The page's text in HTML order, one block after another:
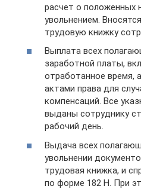
расчет о положенных
увольнением.
трудовую книжку
Выплата всех
заработной платы,
отработанное время,
актами права для
компенсаций. Все
выданы сотруднику
рабочий день.
Выдача всех
увольнении
трудовая книжка, и
по форме 182 Н. При